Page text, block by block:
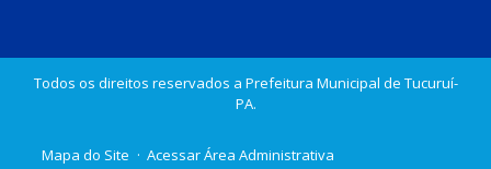
Todos os direitos reservados a Prefeitura Municipal de Tucuruí-
PA.
Mapa do Site
Acessar Área Administrativa